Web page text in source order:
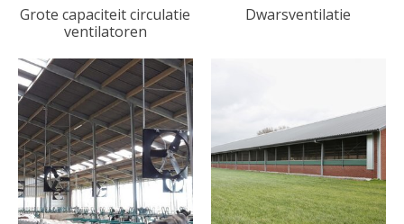
Grote capaciteit circulatie
ventilatoren
Dwarsventilatie